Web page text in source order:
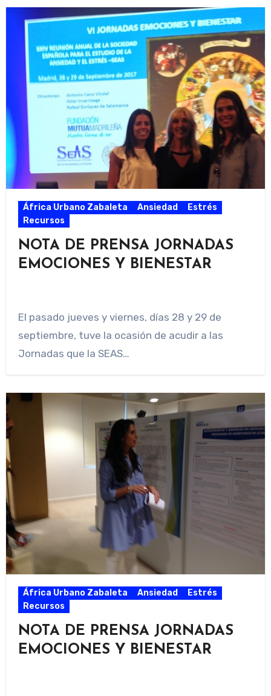
África Urbano Zabaleta Ansiedad
Estrés
Recursos
NOTA DE PRENSA JORNADAS
EMOCIONES Y BIENESTAR
El pasado jueves y viernes, días 28 y 29 de
septiembre, tuve la ocasión de acudir a las
Jornadas que la SEAS…
África Urbano Zabaleta Ansiedad
Estrés
Recursos
NOTA DE PRENSA JORNADAS
EMOCIONES Y BIENESTAR